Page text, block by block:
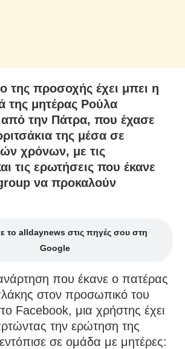
της προσοχής έχει μπει η
της μητέρας Ρούλα
από την Πάτρα, που έχασε
της μέσα σε
χρόνων, με τις
τις ερωτήσεις που έκανε
να προκαλούν
το alldaynews στις πηγές σου στη
Google
που έκανε ο πατέρας
στον προσωπικό του
Facebook, μια χρήστης έχει
την ερώτηση της
σε ομάδα με μητέρες: